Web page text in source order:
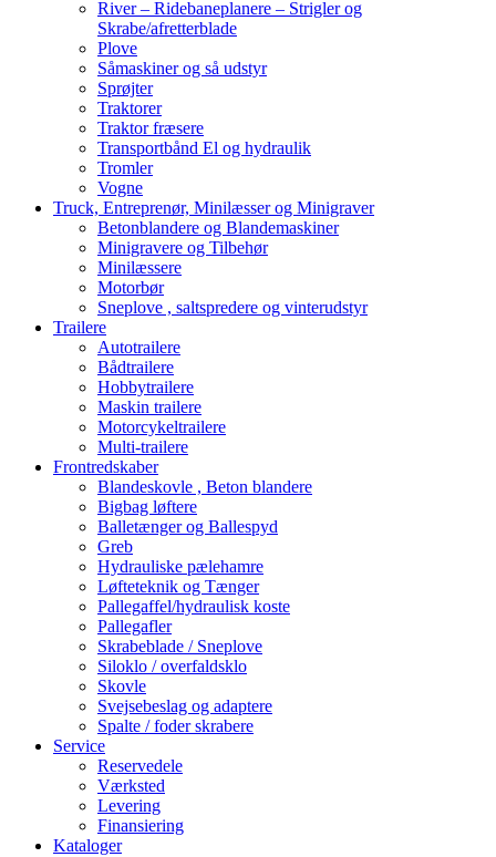
River – Ridebaneplanere – Strigler og
Skrabe/afretterblade
Plove
Såmaskiner og så udstyr
Sprøjter
Traktorer
Traktor fræsere
Transportbånd El og hydraulik
Tromler
Vogne
Truck, Entreprenør, Minilæsser og Minigraver
Betonblandere og Blandemaskiner
Minigravere og Tilbehør
Minilæssere
Motorbør
Sneplove , saltspredere og vinterudstyr
Trailere
Autotrailere
Bådtrailere
Hobbytrailere
Maskin trailere
Motorcykeltrailere
Multi-trailere
Frontredskaber
Blandeskovle , Beton blandere
Bigbag løftere
Balletænger og Ballespyd
Greb
Hydrauliske pælehamre
Løfteteknik og Tænger
Pallegaffel/hydraulisk koste
Pallegafler
Skrabeblade / Sneplove
Siloklo / overfaldsklo
Skovle
Svejsebeslag og adaptere
Spalte / foder skrabere
Service
Reservedele
Værksted
Levering
Finansiering
Kataloger